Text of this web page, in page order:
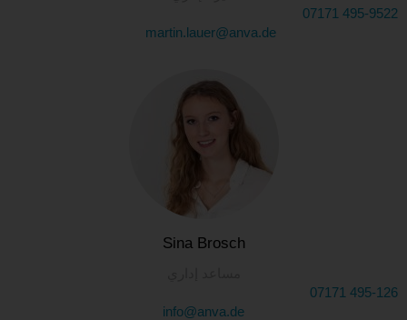
07171 495-9522
martin.lauer@anva.de
Sina Brosch
07171 495-126
info@anva.de